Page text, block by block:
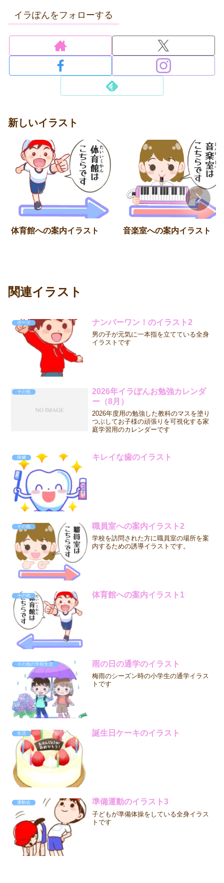
イラぽんをフォローする
新しいイラスト
体育館への案内イラスト 音楽室への案内イラスト
関連イラスト
ポーズ ナンバーワン！のイラスト2
男の子が元気に一本指を立てている全身
イラストです
その他
2026年イラぽんお勉強カレンダ
ー（8月）
2026年度用の勉強した教科のマスを塗り
つぶしてお子様の頑張りを可視化する家
庭学習用のカレンダーです
保健 キレイな歯のイラスト
その他 職員室への案内イラスト2
学校を訪問された方に職員室の場所を案
内するための誘導イラストです。
その他 体育館への案内イラスト1
その他の学校生活 雨の日の通学のイラスト
梅雨のシーズン時の小学生の通学イラス
トです
生活 誕生日ケーキのイラスト
運動会 準備運動のイラスト3
子どもが準備体操をしている全身イラス
トです